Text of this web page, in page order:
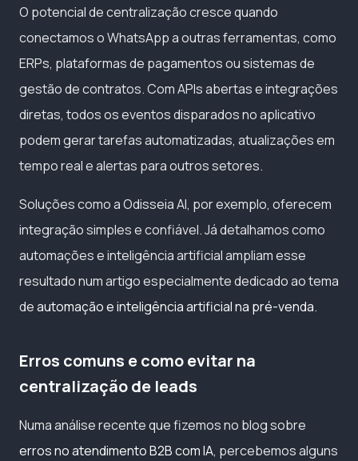
O potencial de centralização cresce quando
conectamos o WhatsApp a outras ferramentas, como
ERPs, plataformas de pagamentos ou sistemas de
gestão de contratos. Com APIs abertas e integrações
diretas, todos os eventos disparados no aplicativo
podem gerar tarefas automatizadas, atualizações em
tempo real e alertas para outros setores.
Soluções como a Odisseia AI, por exemplo, oferecem
integração simples e confiável. Já detalhamos como
automações e inteligência artificial ampliam esse
resultado num artigo especialmente dedicado ao tema
deautomação e inteligência artificial na pré-venda.
Erros comuns e como evitar na
centralização de leads
Numa análise recente que fizemos no blog sobre
erros no atendimento B2B com IA, percebemos alguns